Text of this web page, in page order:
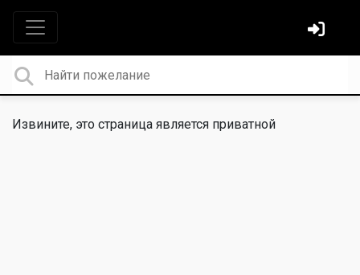
Извините, это страница является приватной